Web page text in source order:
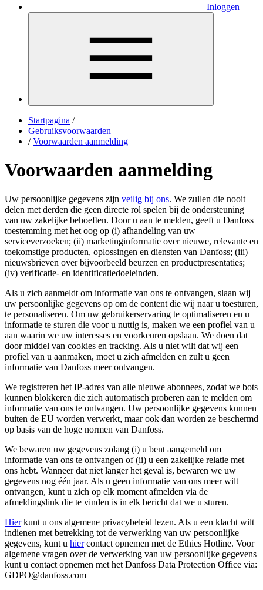
Inloggen
Startpagina /
Gebruiksvoorwaarden
/ Voorwaarden aanmelding
Voorwaarden aanmelding
Uw persoonlijke gegevens zijn veilig bij ons. We zullen die nooit
delen met derden die geen directe rol spelen bij de ondersteuning
van uw zakelijke behoeften. Door u aan te melden, geeft u Danfoss
toestemming met het oog op (i) afhandeling van uw
serviceverzoeken; (ii) marketinginformatie over nieuwe, relevante en
toekomstige producten, oplossingen en diensten van Danfoss; (iii)
nieuwsbrieven over bijvoorbeeld beurzen en productpresentaties;
(iv) verificatie- en identificatiedoeleinden.
Als u zich aanmeldt om informatie van ons te ontvangen, slaan wij
uw persoonlijke gegevens op om de content die wij naar u toesturen,
te personaliseren. Om uw gebruikerservaring te optimaliseren en u
informatie te sturen die voor u nuttig is, maken we een profiel van u
aan waarin we uw interesses en voorkeuren opslaan. We doen dat
door middel van cookies en tracking. Als u niet wilt dat wij een
profiel van u aanmaken, moet u zich afmelden en zult u geen
informatie van Danfoss meer ontvangen.
We registreren het IP-adres van alle nieuwe abonnees, zodat we bots
kunnen blokkeren die zich automatisch proberen aan te melden om
informatie van ons te ontvangen. Uw persoonlijke gegevens kunnen
buiten de EU worden verwerkt, maar ook dan worden ze beschermd
op basis van de hoge normen van Danfoss.
We bewaren uw gegevens zolang (i) u bent aangemeld om
informatie van ons te ontvangen of (ii) u een zakelijke relatie met
ons hebt. Wanneer dat niet langer het geval is, bewaren we uw
gegevens nog één jaar. Als u geen informatie van ons meer wilt
ontvangen, kunt u zich op elk moment afmelden via de
afmeldingslink die te vinden is in elk bericht dat we u sturen.
Hierkunt u ons algemene privacybeleid lezen. Als u een klacht wilt
indienen met betrekking tot de verwerking van uw persoonlijke
gegevens, kunt u hiercontact opnemen met de Ethics Hotline. Voor
algemene vragen over de verwerking van uw persoonlijke gegevens
kunt u contact opnemen met het Danfoss Data Protection Office via:
GDPO@danfoss.com